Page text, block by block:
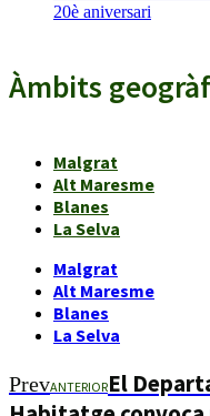
20è aniversari
Àmbits
Malgrat
Alt Maresme
Blanes
La Selva
Malgrat
Alt Maresme
Blanes
La Selva
PrevANTERIOREl